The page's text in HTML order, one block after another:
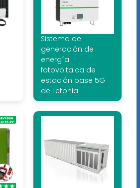
Sistema de
generación de
energía
fotovoltaica de
estación base 5G
de Letonia